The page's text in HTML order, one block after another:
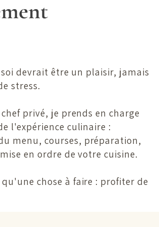
devrait être un plaisir, jamais
stress.
privé, je prends en charge
l'expérience culinaire :
menu, courses, préparation,
en ordre de votre cuisine.
chose à faire : profiter de